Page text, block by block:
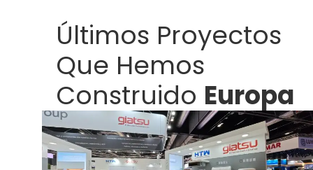
Últimos Proyectos
Que Hemos
Construido Europa